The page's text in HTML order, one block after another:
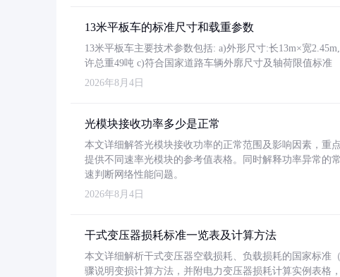
13米平板车的标准尺寸和载重参数
13米平板车主要技术参数包括: a)外形尺寸:长13m×宽
许总重49吨 c)符合国家道路车辆外廓尺寸及轴荷限值标准
2026年8月4日
光模块接收功率多少是正常
本文详细解答光模块接收功率的正常范围及影响因素，重
提供不同速率光模块的参考值表格。同时解释功率异常的
速判断网络性能问题。
2026年8月4日
干式变压器损耗标准一览表及计算方法
本文详细解析干式变压器空载损耗、负载损耗的国家标准
骤说明变损计算方法，并附电力变压器损耗计算实例表格